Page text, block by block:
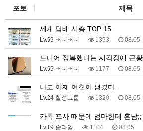
포토 제목
세계 담배 시총 TOP 15
Lv.59 버디버디 1393 08.05
드디어 정복했다는 시각장애 근황
Lv.59 버디버디 1177 08.05
나도 이제 여친이 생겼다.
Lv.24 칠성그룹 1320 08.05
카톡 프사 때문에 엄마한테 혼남;;
Lv.19 슬라임 1104 08.05